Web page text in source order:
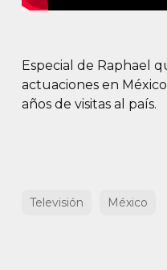
Especial de Raphael
actuaciones en
años de visitas al país.
Televisión México